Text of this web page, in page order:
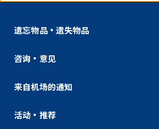
遗忘物品・遗失物品
咨询・意见
来自机场的通知
活动・推荐